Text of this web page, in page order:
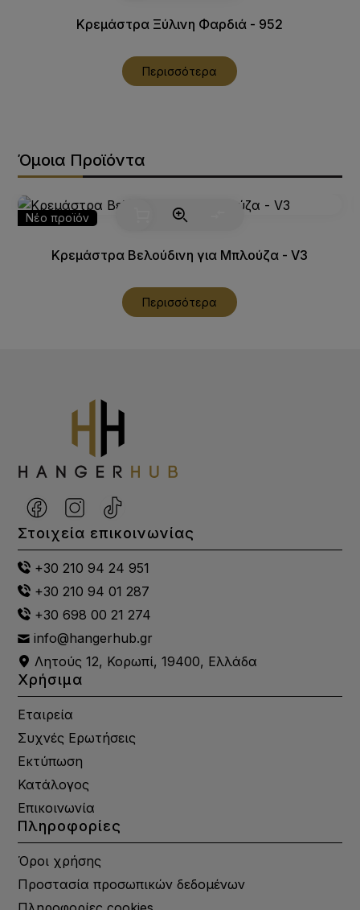
Κρεμάστρα Ξύλινη Φαρδιά - 952
Περισσότερα
Όμοια Προϊόντα
Νέο προϊόν
Κρεμάστρα Βελούδινη για Μπλούζα - V3
Περισσότερα
Στοιχεία επικοινωνίας
+30 210 94 24 951
+30 210 94 01 287
+30 698 00 21 274
info@hangerhub.gr
Λητούς 12, Κορωπί, 19400, Ελλάδα
Χρήσιμα
Εταιρεία
Συχνές Ερωτήσεις
Εκτύπωση
Κατάλογος
Επικοινωνία
Πληροφορίες
Όροι χρήσης
Προστασία προσωπικών δεδομένων